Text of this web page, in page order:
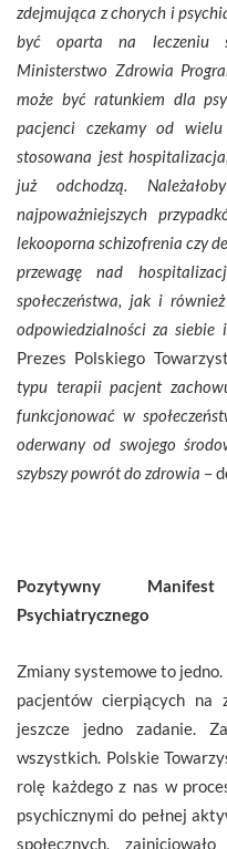
zdejmująca z chorych i
być oparta na leczeniu
Ministerstwo Zdrowia
może być ratunkiem dla
pacjenci czekamy od
stosowana jest
już odchodzą.
najpoważniejszych
lekooporna schizofrenia czy
przewagę nad
społeczeństwa, jak i
odpowiedzialności za siebie
Prezes Polskiego
typu terapii pacjent
funkcjonować w
oderwany od swojego
szybszy powrót do zdrowia –
Pozytywny
Psychiatrycznego
Zmiany systemowe to
pacjentów cierpiących na
jeszcze jedno zadanie.
wszystkich. Polskie
rolę każdego z nas w
psychicznymi do pełnej
społecznych,